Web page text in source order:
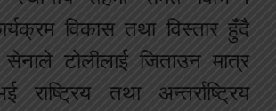
विकास तथा विस्तार हुँदै
टोलीलाई जिताउन मात्र
राष्ट्रिय तथा अन्तर्राष्ट्रिय